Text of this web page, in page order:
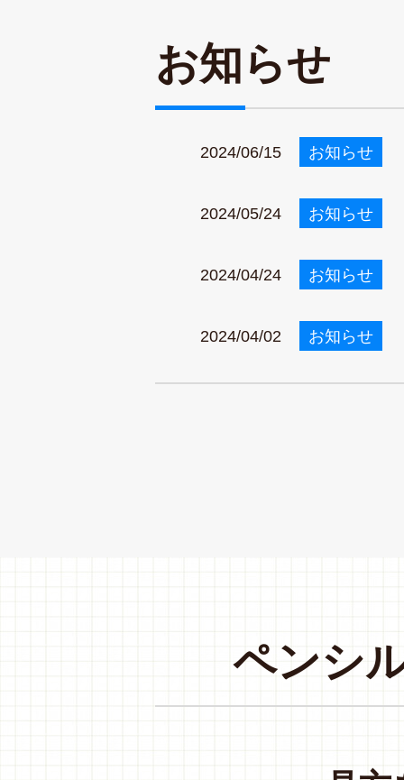
お知らせ
2024/06/15 お知らせ
2024/05/24 お知らせ
2024/04/24 お知らせ
2024/04/02 お知らせ
ペンシ